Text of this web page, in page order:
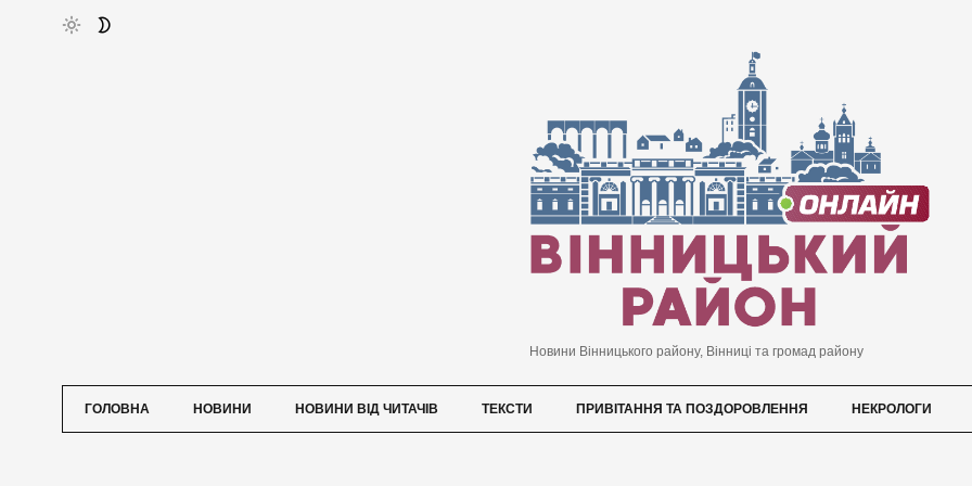
Новини Вінницького району, Вінниці та громад району
ГОЛОВНА НОВИНИ НОВИНИ ВІД ЧИТАЧІВ ТЕКСТИ ПРИВІТАННЯ ТА ПОЗДОРОВЛЕННЯ НЕКРОЛОГИ